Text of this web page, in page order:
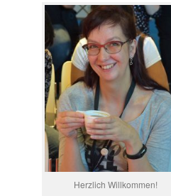
Herzlich Willkommen!